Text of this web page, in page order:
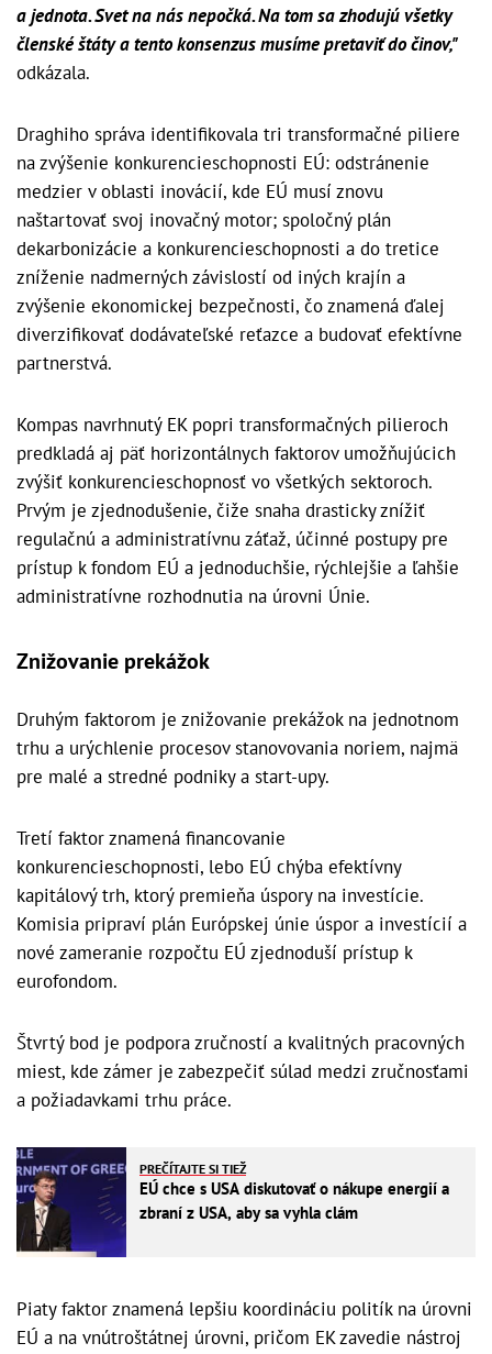
a jednota. Svet na nás nepočká. Na tom sa zhodujú všetky
členské štáty a tento konsenzus musíme pretaviť do činov,"
odkázala.
Draghiho správa identifikovala tri transformačné piliere
na zvýšenie konkurencieschopnosti EÚ: odstránenie
medzier v oblasti inovácií, kde EÚ musí znovu
naštartovať svoj inovačný motor; spoločný plán
dekarbonizácie a konkurencieschopnosti a do tretice
zníženie nadmerných závislostí od iných krajín a
zvýšenie ekonomickej bezpečnosti, čo znamená ďalej
diverzifikovať dodávateľské reťazce a budovať efektívne
partnerstvá.
Kompas navrhnutý EK popri transformačných pilieroch
predkladá aj päť horizontálnych faktorov umožňujúcich
zvýšiť konkurencieschopnosť vo všetkých sektoroch.
Prvým je zjednodušenie, čiže snaha drasticky znížiť
regulačnú a administratívnu záťaž, účinné postupy pre
prístup k fondom EÚ a jednoduchšie, rýchlejšie a ľahšie
administratívne rozhodnutia na úrovni Únie.
Znižovanie prekážok
Druhým faktorom je znižovanie prekážok na jednotnom
trhu a urýchlenie procesov stanovovania noriem, najmä
pre malé a stredné podniky a start-upy.
Tretí faktor znamená financovanie
konkurencieschopnosti, lebo EÚ chýba efektívny
kapitálový trh, ktorý premieňa úspory na investície.
Komisia pripraví plán Európskej únie úspor a investícií a
nové zameranie rozpočtu EÚ zjednoduší prístup k
eurofondom.
Štvrtý bod je podpora zručností a kvalitných pracovných
miest, kde zámer je zabezpečiť súlad medzi zručnosťami
a požiadavkami trhu práce.
PREČÍTAJTE SI TIEŽ
EÚ chce s USA diskutovať o nákupe energií a
zbraní z USA, aby sa vyhla clám
Piaty faktor znamená lepšiu koordináciu politík na úrovni
EÚ a na vnútroštátnej úrovni, pričom EK zavedie nástroj